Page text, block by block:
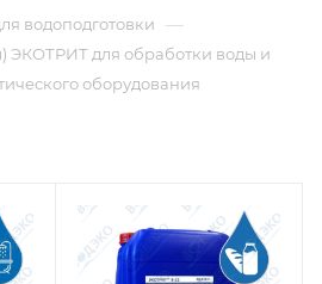
водоподготовки —
ЭКОТРИТ для обработки воды и
оборудования